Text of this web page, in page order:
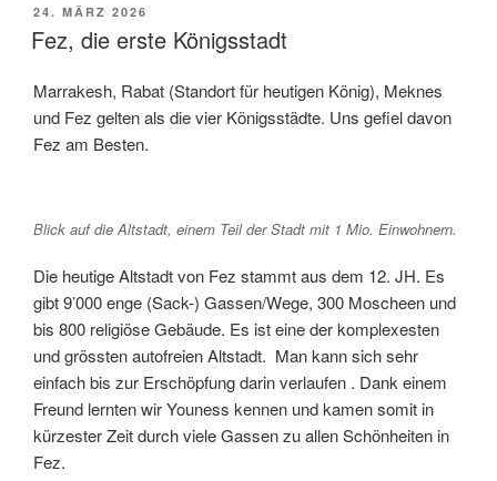
VERÖFFENTLICHT
AM
24. MÄRZ 2026
Fez, die erste Königsstadt
Marrakesh, Rabat (Standort für heutigen König), Meknes
und Fez gelten als die vier Königsstädte. Uns gefiel davon
Fez am Besten.
Blick auf die Altstadt, einem Teil der Stadt mit 1 Mio. Einwohnern.
Die heutige Altstadt von Fez stammt aus dem 12. JH. Es
gibt 9’000 enge (Sack-) Gassen/Wege, 300 Moscheen und
bis 800 religiöse Gebäude. Es ist eine der komplexesten
und grössten autofreien Altstadt. Man kann sich sehr
einfach bis zur Erschöpfung darin verlaufen . Dank einem
Freund lernten wir Youness kennen und kamen somit in
kürzester Zeit durch viele Gassen zu allen Schönheiten in
Fez.